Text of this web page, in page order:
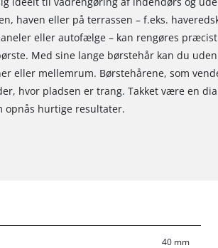
haven eller på terrassen – f.eks.
eller autofælge – kan rengøres
Med sine lange børstehår kan du
eller mellemrum. Børstehårene, som
hvor pladsen er trang. Takket være en
opnås hurtige resultater.
40 mm